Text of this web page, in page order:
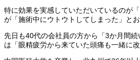
特に効果を実感していただいているのが
が「施術中にウトウトしてしまった」と
先日も40代の会社員の方から「3か月間
は「眼精疲労から来ていた頭痛も一緒に